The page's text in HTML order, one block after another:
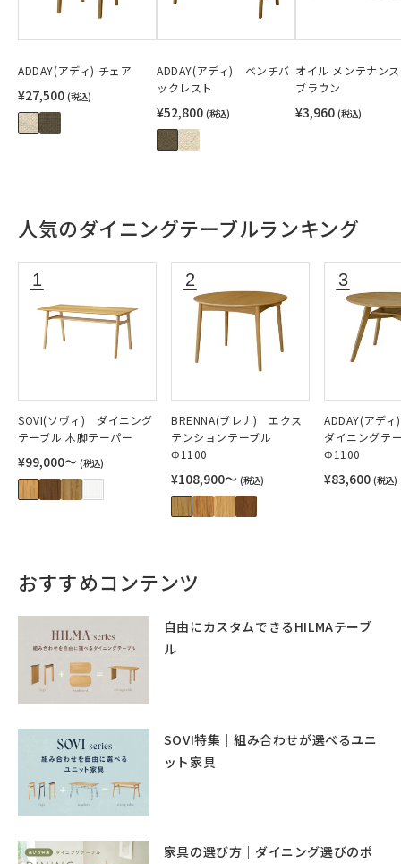
ADDAY(アディ) チェア
¥27,500 (税込)
ADDAY(アディ) ベンチバ
ックレスト
¥52,800 (税込)
オイル メンテナン
ブラウン
¥3,960 (税込)
人気のダイニングテーブルランキング
SOVI(ソヴィ) ダイニング
テーブル 木脚テーパー
¥99,000〜 (税込)
BRENNA(ブレナ) エクス
テンションテーブル
Φ1100
¥108,900〜 (税込)
ADDAY(アデ
ダイニングテ
Φ1100
¥83,600 (税込)
おすすめコンテンツ
自由にカスタムできるHILMAテーブ
ル
SOVI特集｜組み合わせが選べるユニ
ット家具
家具の選び方｜ダイニング選びのポ